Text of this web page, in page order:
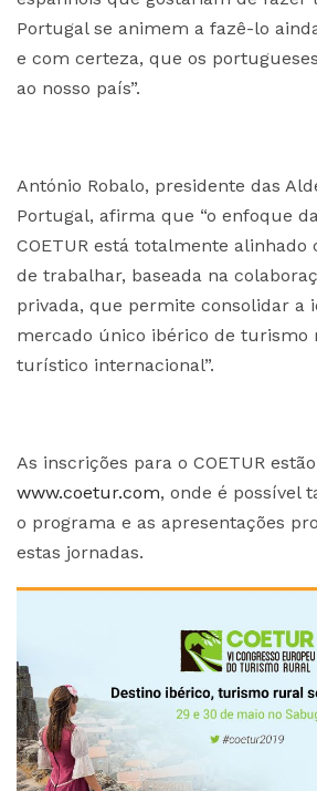
Portugal se animem a fazê-lo
e com certeza, que os
ao nosso país”.
António Robalo, presidente das
Portugal, afirma que “o enfoque
COETUR está totalmente
de trabalhar, baseada na
privada, que permite consolidar a
mercado único ibérico de turismo
turístico internacional”.
As inscrições para o COETUR
www.coetur.com, onde é possível
o programa e as apresentações
estas jornadas.